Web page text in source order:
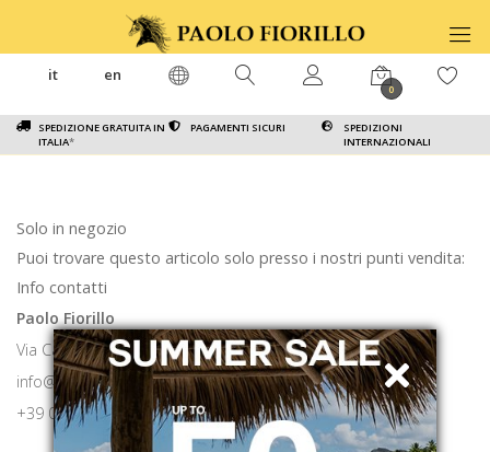
SPEDIZIONE GRATUITA IN
ITALIA*
PAGAMENTI SICURI
SPEDIZIONI
INTERNAZIONALI
it en
0
Solo in negozio
Puoi trovare questo articolo solo presso i nostri punti vendita:
Info contatti
Paolo Fiorillo
Via Calabritto 9 80121 Napoli
info@paolofiorillo.com
+39 081 1857 6024